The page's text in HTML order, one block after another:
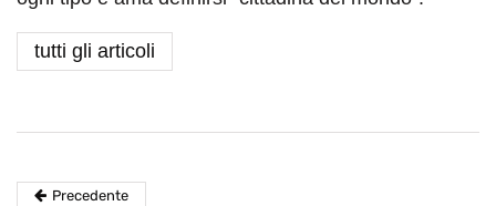
tutti gli articoli
Precedente